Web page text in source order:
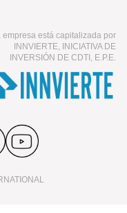
empresa está capitalizada por
INNVIERTE, INICIATIVA DE
INVERSIÓN DE CDTI, E.P.E.